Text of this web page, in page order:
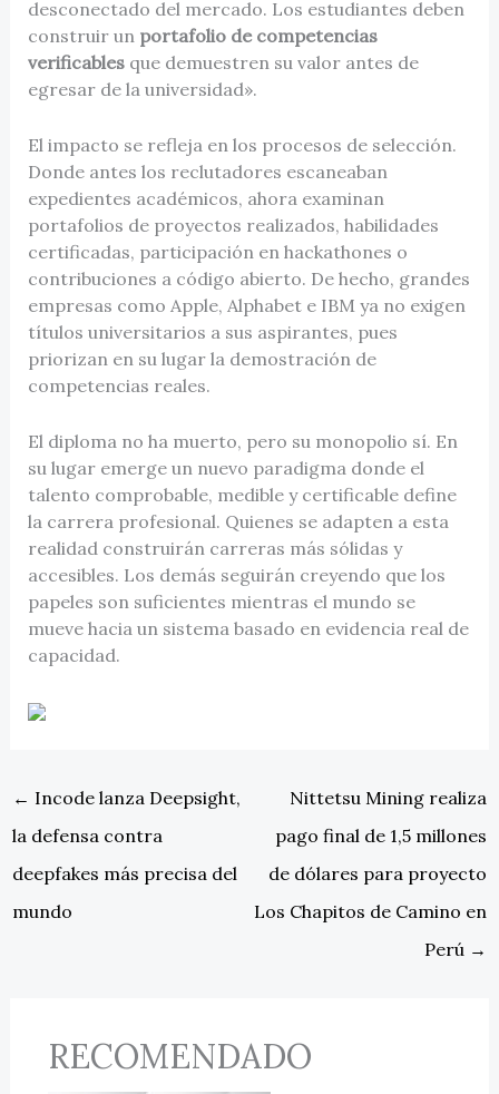
desconectado del mercado. Los estudiantes deben
construir un portafolio de competencias
verificablesque demuestren su valor antes de
egresar de la universidad».
El impacto se refleja en los procesos de selección.
Donde antes los reclutadores escaneaban
expedientes académicos, ahora examinan
portafolios de proyectos realizados, habilidades
certificadas, participación en hackathones o
contribuciones a código abierto. De hecho, grandes
empresas como Apple, Alphabet e IBM ya no exigen
títulos universitarios a sus aspirantes, pues
priorizan en su lugar la demostración de
competencias reales.
El diploma no ha muerto, pero su monopolio sí. En
su lugar emerge un nuevo paradigma donde el
talento comprobable, medible y certificable define
la carrera profesional. Quienes se adapten a esta
realidad construirán carreras más sólidas y
accesibles. Los demás seguirán creyendo que los
papeles son suficientes mientras el mundo se
mueve hacia un sistema basado en evidencia real de
capacidad.
← Incode lanza Deepsight,
la defensa contra
deepfakes más precisa del
mundo
Nittetsu Mining realiza
pago final de 1,5 millones
de dólares para proyecto
Los Chapitos de Camino en
Perú →
RECOMENDADO